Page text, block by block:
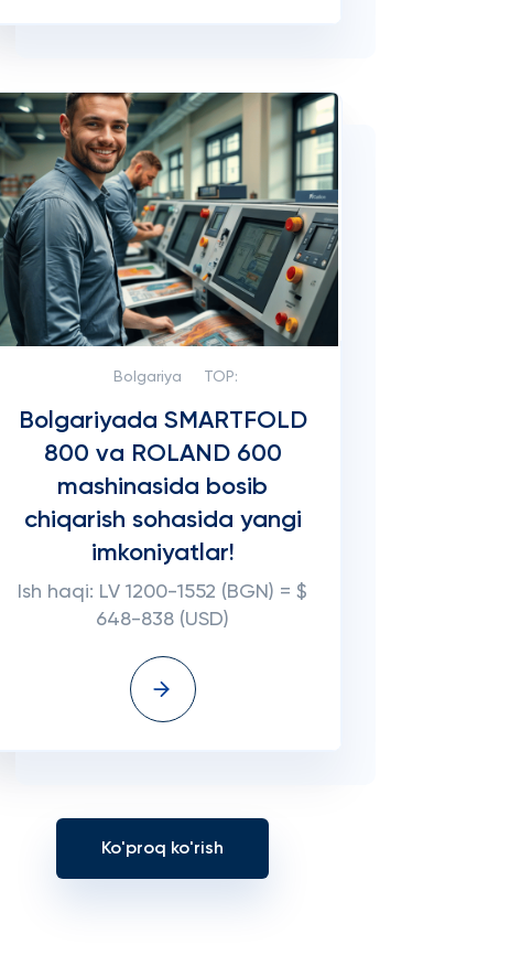
Bolgariya TOP:
Bolgariyada SMARTFOLD
800 va ROLAND 600
mashinasida bosib
chiqarish sohasida yangi
imkoniyatlar!
Ish haqi: LV 1200-1552 (BGN) = $
648-838 (USD)
Ko'proq ko'rish